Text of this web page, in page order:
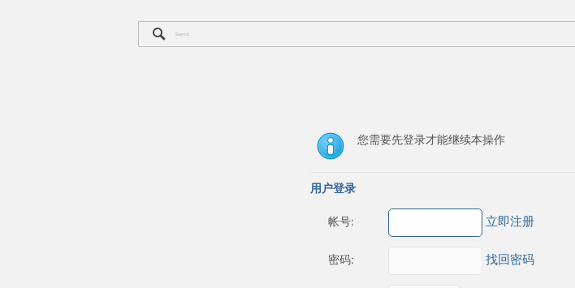
您需要先登录才能继续本操作
用户登录
帐号: 立即注册
密码: 找回密码